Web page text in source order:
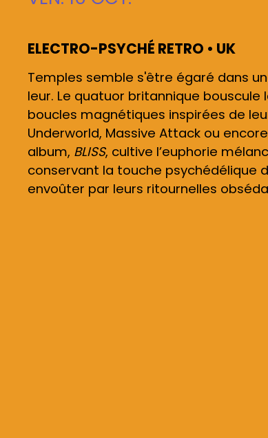
ELECTRO-PSYCHÉ RETRO • UK
Temples semble s'être égaré dans
leur. Le quatuor britannique
boucles magnétiques inspirées de
Underworld, Massive Attack ou
album, BLISS, cultive l’euphorie
conservant la touche psychédélique
envoûter par leurs ritournelles